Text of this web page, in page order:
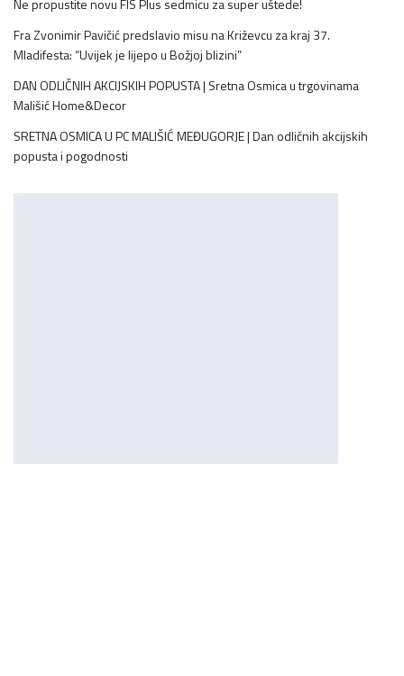
Ne propustite novu FIS Plus sedmicu za super uštede!
Fra Zvonimir Pavičić predslavio misu na Križevcu za kraj 37.
Mladifesta: “Uvijek je lijepo u Božjoj blizini”
DAN ODLIČNIH AKCIJSKIH POPUSTA | Sretna Osmica u trgovinama
Mališić Home&Decor
SRETNA OSMICA U PC MALIŠIĆ MEĐUGORJE | Dan odličnih akcijskih
popusta i pogodnosti